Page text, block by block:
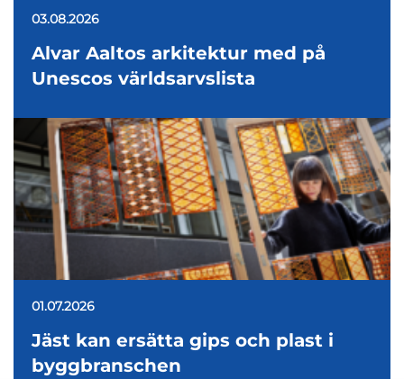
03.08.2026
Alvar Aaltos arkitektur med på
Unescos världsarvslista
01.07.2026
Jäst kan ersätta gips och plast i
byggbranschen